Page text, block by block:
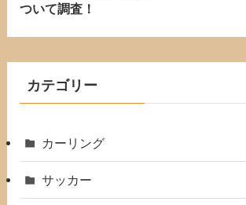
ついて調査！
カテゴリー
カーリング
サッカー